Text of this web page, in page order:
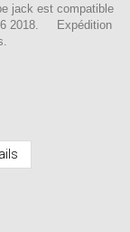
jack est compatible
2018. Expédition